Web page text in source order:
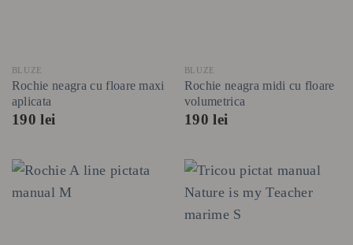
BLUZE
Rochie neagra cu floare maxi
aplicata
190lei
BLUZE
Rochie neagra midi cu floare
volumetrica
190lei